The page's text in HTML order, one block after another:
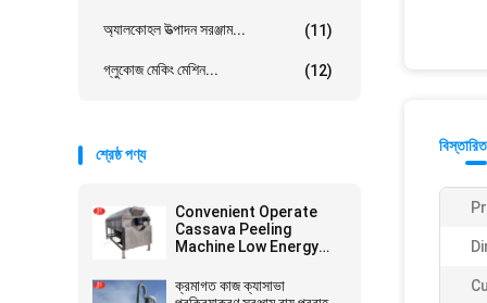
অ্যালকোহল উত্পাদন সরঞ্জাম... (11)
গ্লুকোজ মেকিং মেশিন... (12)
শ্রেষ্ঠ পণ্য
Convenient Operate
Cassava Peeling
Machine Low Energy
gtElInit() {var lib = new
ক্রমাগত কাজ ক্যাসাভা